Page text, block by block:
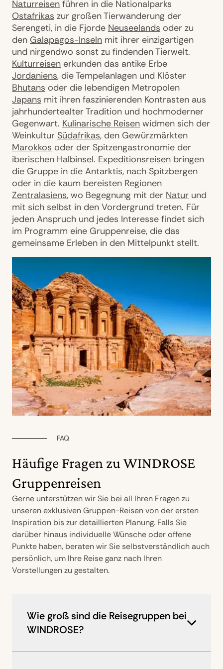
Naturreisen führen in die Nationalparks
Ostafrikas zur großen Tierwanderung der
Serengeti, in die Fjorde Neuseelands oder zu
den Galapagos-Inseln mit ihrer einzigartigen
und nirgendwo sonst zu findenden Tierwelt.
Kulturreisen erkunden das antike Erbe
Jordaniens, die Tempelanlagen und Klöster
Bhutans oder die lebendigen Metropolen
Japans mit ihren faszinierenden Kontrasten aus
jahrhundertealter Tradition und hochmoderner
Gegenwart. Kulinarische Reisen widmen sich der
Weinkultur Südafrikas, den Gewürzmärkten
Marokkos oder der Spitzengastronomie der
iberischen Halbinsel. Expeditionsreisen bringen
die Gruppe in die Antarktis, nach Spitzbergen
oder in die kaum bereisten Regionen
Zentralasiens, wo Begegnung mit der Natur und
mit sich selbst in den Vordergrund treten. Für
jeden Anspruch und jedes Interesse findet sich
im Programm eine Gruppenreise, die das
gemeinsame Erleben in den Mittelpunkt stellt.
FAQ
Häufige Fragen zu WINDROSE
Gruppenreisen
Gerne unterstützen wir Sie bei all Ihren Fragen zu
unseren exklusiven Gruppen-Reisen von der ersten
Inspiration bis zur detaillierten Planung. Falls Sie
darüber hinaus individuelle Wünsche oder offene
Punkte haben, beraten wir Sie selbstverständlich auch
persönlich, um Ihre Reise ganz nach Ihren
Vorstellungen zu gestalten.
Wie groß sind die Reisegruppen bei
WINDROSE?